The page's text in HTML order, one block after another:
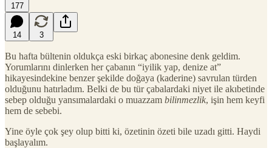
177
14 3
Bu hafta bültenin oldukça eski birkaç abonesine denk geldim.
Yorumlarını dinlerken her çabanın “iyilik yap, denize at”
hikayesindekine benzer şekilde doğaya (kaderine) savrulan türden
olduğunu hatırladım. Belki de bu tür çabalardaki niyet ile akıbetinde
sebep olduğu yansımalardaki o muazzam bilinmezlik, işin hem keyfi
hem de sebebi.
Yine öyle çok şey olup bitti ki, özetinin özeti bile uzadı gitti. Haydi
başlayalım.